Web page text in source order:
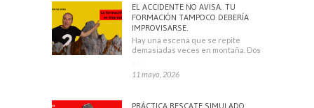
EL ACCIDENTE NO AVISA. TU
FORMACIÓN TAMPOCO DEBERÍA
IMPROVISARSE.
Hay una escena que se repite
demasiadas veces en montaña. Dos
11 mayo, 2026
PRÁCTICA RESCATE SIMULADO